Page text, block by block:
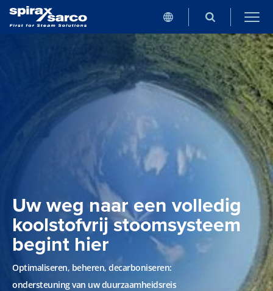
Uw weg naar een volledig
koolstofvrij stoomsysteem
begint hier
Optimaliseren, beheren, decarboniseren:
ondersteuning van uw duurzaamheidsreis